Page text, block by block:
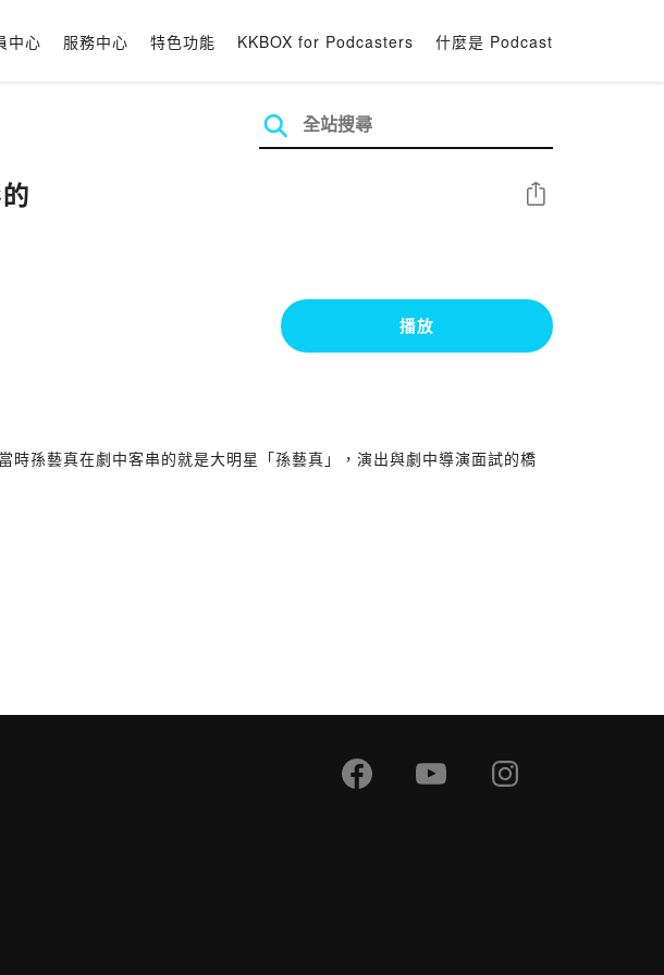
中心 服務中心 特色功能 KKBOX for Podcasters 什麼是 Podcast
分享
播放
孫藝真在劇中客串的就是大明星「孫藝真」，演出與劇中導演面試的橋